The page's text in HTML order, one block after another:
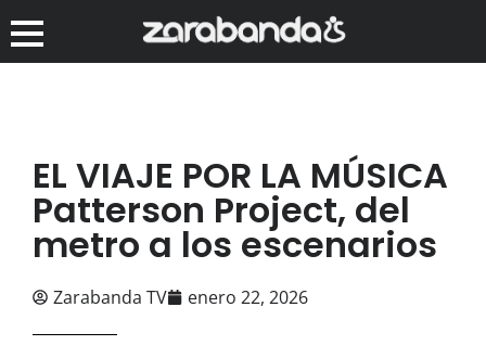
EL VIAJE POR LA MÚSICA
Patterson Project, del
metro a los escenarios
Zarabanda TV enero 22, 2026